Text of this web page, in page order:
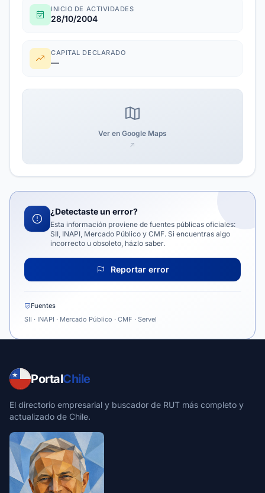
INICIO DE ACTIVIDADES
28/10/2004
CAPITAL DECLARADO
—
Ver en Google Maps
¿Detectaste un error?
Esta información proviene de fuentes públicas oficiales:
SII, INAPI, Mercado Público y CMF. Si encuentras algo
incorrecto u obsoleto, házlo saber.
Reportar error
Fuentes
SII · INAPI · Mercado Público · CMF · Servel
PortalChile
El directorio empresarial y buscador de RUT más completo y
actualizado de Chile.